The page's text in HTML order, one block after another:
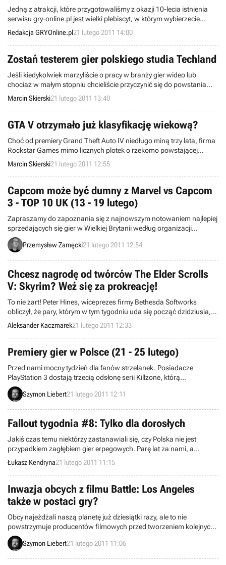
Jedną z atrakcji, które przygotowaliśmy z okazji 10-lecia istnienia
serwisu gry-online.pl jest wielki plebiscyt, w którym wybierzecie
najlepsze gry z lat 2001-2010.
Redakcja GRYOnline.pl21 lutego 2011 14:00
Zostań testerem gier polskiego studia Techland
Jeśli kiedykolwiek marzyliście o pracy w branży gier wideo lub
chociaż w małym stopniu chcieliście przyczynić się do powstania
wysokobudżetowej produkcji, teraz nadarza się taka okazja. Firma
Techland poszukuje bowiem chętnych na stanowiska testerów jej
nadchodzących dzieł.
Marcin Skierski21 lutego 2011 13:40
GTA V otrzymało już klasyfikację wiekową?
Choć od premiery Grand Theft Auto IV niedługo miną trzy lata, firma
Rockstar Games mimo licznych plotek o rzekomo powstającej
„piątce” wciąż nie ujawniła żadnych informacji na jej temat.
Wprawdzie w międzyczasie dostaliśmy dwa dodatki rozszerzające
historię rozgrywaną w Liberty City o perypetie nowych bohaterów,
ale gracze nadal wypatrują wieści o kolejnej części serii osadzonej w
nowym mieście.
Marcin Skierski21 lutego 2011 12:55
Capcom może być dumny z Marvel vs Capcom
3 - TOP 10 UK (13 - 19 lutego)
Zapraszamy do zapoznania się z najnowszym notowaniem najlepiej
sprzedających się gier w Wielkiej Brytanii według organizacji
Charttrack. Obejmuje ono okres między 13 a 19 lutego.
Przemysław Zamęcki21 lutego 2011 12:54
Chcesz nagrodę od twórców The Elder Scrolls
V: Skyrim? Weź się za prokreację!
To nie żart! Peter Hines, wiceprezes firmy Bethesda Softworks
obliczył, że pary, którym w tym tygodniu uda się począć dzidziusia,
mają duże szanse na to, by ich potomstwo przyszło na świat 11
listopada. W tym samym dniu do sklepów trafi The Elder Scrolls V:
Skyrim. Odważni rodzice, którzy urodzonemu w tym dniu dziecku
nadadzą imię Dovahkiin, mogą liczyć na niespodziankę od
dewelopera.
Aleksander Kaczmarek21 lutego 2011 12:33
Premiery gier w Polsce (21 - 25 lutego)
Przed nami mocny tydzień dla fanów strzelanek. Posiadacze
PlayStation 3 dostają trzecią odsłonę serii Killzone, którą
recenzowaliśmy w ubiegły wtorek. Równie ciekawie zapowiada się
premiera polskiego Bulletstorm, najnowszej produkcji studia People
Szymon Liebert21 lutego 2011 12:11
Fallout tygodnia #8: Tylko dla dorosłych
Jakiś czas temu niektórzy zastanawiali się, czy Polska nie jest
przypadkiem zagłębiem gier erpegowych. Parę lat za nami, a
wspomniana supozycja zdaję się wciąż aktualna. Nadal powstają u
nas głośne i odnoszące spore sukcesy tytuły w ramach
wspomnianego gatunku. Jest jednak pewien aspekt znacznie
bardziej rozwinięty, który zdaje się aspirować do miana
nadwiślańskiej specjalności – gry tylko dla dorosłych oraz granie na
nosie purytańskim mediom z za oceanu.
Łukasz Kendryna21 lutego 2011 11:15
Inwazja obcych z filmu Battle: Los Angeles
także w postaci gry?
Obcy najeżdżali naszą planetę już dziesiątki razy, ale to nie
powstrzymuje producentów filmowych przed tworzeniem kolejnych
obrazów na ten temat. Jednym z nich jest Battle: Los Angeles, film w
reżyserii Jonathana Liebesmana, który trafi do kin w marcu tego
Szymon Liebert21 lutego 2011 11:06